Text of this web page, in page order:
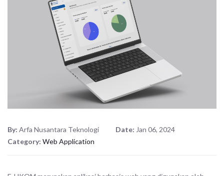
By: Arfa Nusantara Teknologi Date: Jan 06, 2024
Category: Web Application